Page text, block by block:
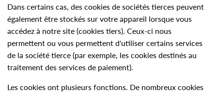
Dans certains cas, des cookies de sociétés tierces peuvent
également être stockés sur votre appareil lorsque vous
accédez à notre site (cookies tiers). Ceux-ci nous
permettent ou vous permettent d'utiliser certains services
de la société tierce (par exemple, les cookies destinés au
traitement des services de paiement).
Les cookies ont plusieurs fonctions. De nombreux cookies